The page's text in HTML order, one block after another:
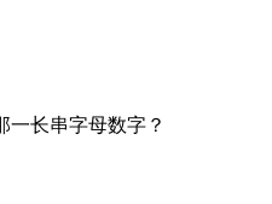
一长串字母数字？